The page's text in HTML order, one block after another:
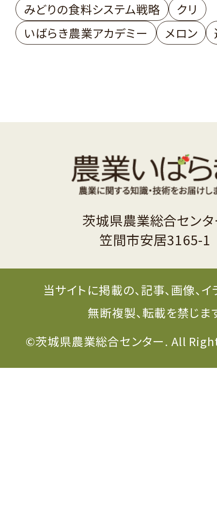
みどりの食料システム戦略
クリ
いばらき農業アカデミー
メロン
茨城県農業総合セン
笠間市安居3165-1
当サイトに掲載の、記事、画像、
無断複製、転載を禁じま
©茨城県農業総合センター. All